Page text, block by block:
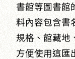
書館等圖書館
料內容包含書
規格、館藏地
方便使用這匯